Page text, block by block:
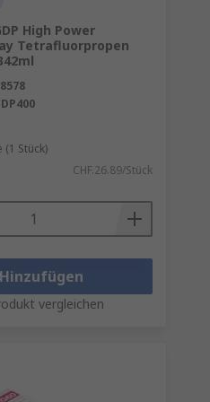
High Power
Tetrafluorpropen
Stück)
CHF.26.89/Stück
vergleichen